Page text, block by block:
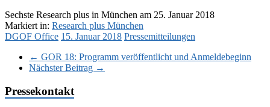
Sechste Research plus in München am 25. Januar 2018
Markiert in: Research plus München
DGOF Office 15. Januar 2018 Pressemitteilungen
← GOR 18: Programm veröffentlicht und Anmeldebeginn
Nächster Beitrag →
Pressekontakt